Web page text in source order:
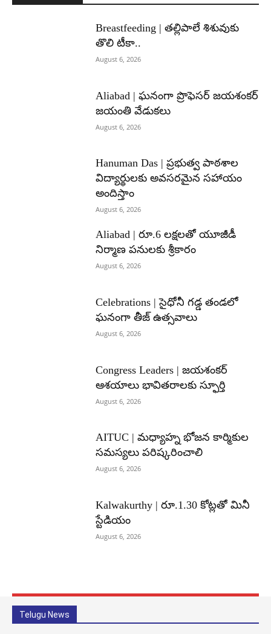
Breastfeeding | తల్లిపాలే శిశువుకు
తొలి టీకా..
August 6, 2026
Aliabad | ఘనంగా ప్రొఫెసర్ జయశంకర్
జయంతి వేడుకలు
August 6, 2026
Hanuman Das | ప్రభుత్వ పాఠశాల
విద్యార్థులకు అవసరమైన సహాయం
అందిస్తాం
August 6, 2026
Aliabad | రూ.6 లక్షలతో యూజీడీ
నిర్మాణ పనులకు శ్రీకారం
August 6, 2026
Celebrations | సైధోనీ గడ్డ తండలో
ఘనంగా తీజ్ ఉత్సవాలు
August 6, 2026
Congress Leaders | జయశంకర్
ఆశయాలు భావితరాలకు స్ఫూర్తి
August 6, 2026
AITUC | మధ్యాహ్న భోజన కార్మికుల
సమస్యలు పరిష్కరించాలి
August 6, 2026
Kalwakurthy | రూ.1.30 కోట్లతో మినీ
స్టేడియం
August 6, 2026
Telugu News